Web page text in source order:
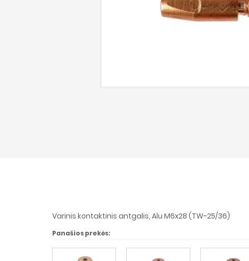
Varinis kontaktinis antgalis, Alu M6x28 (TW-25/36)
Panašios prekės: